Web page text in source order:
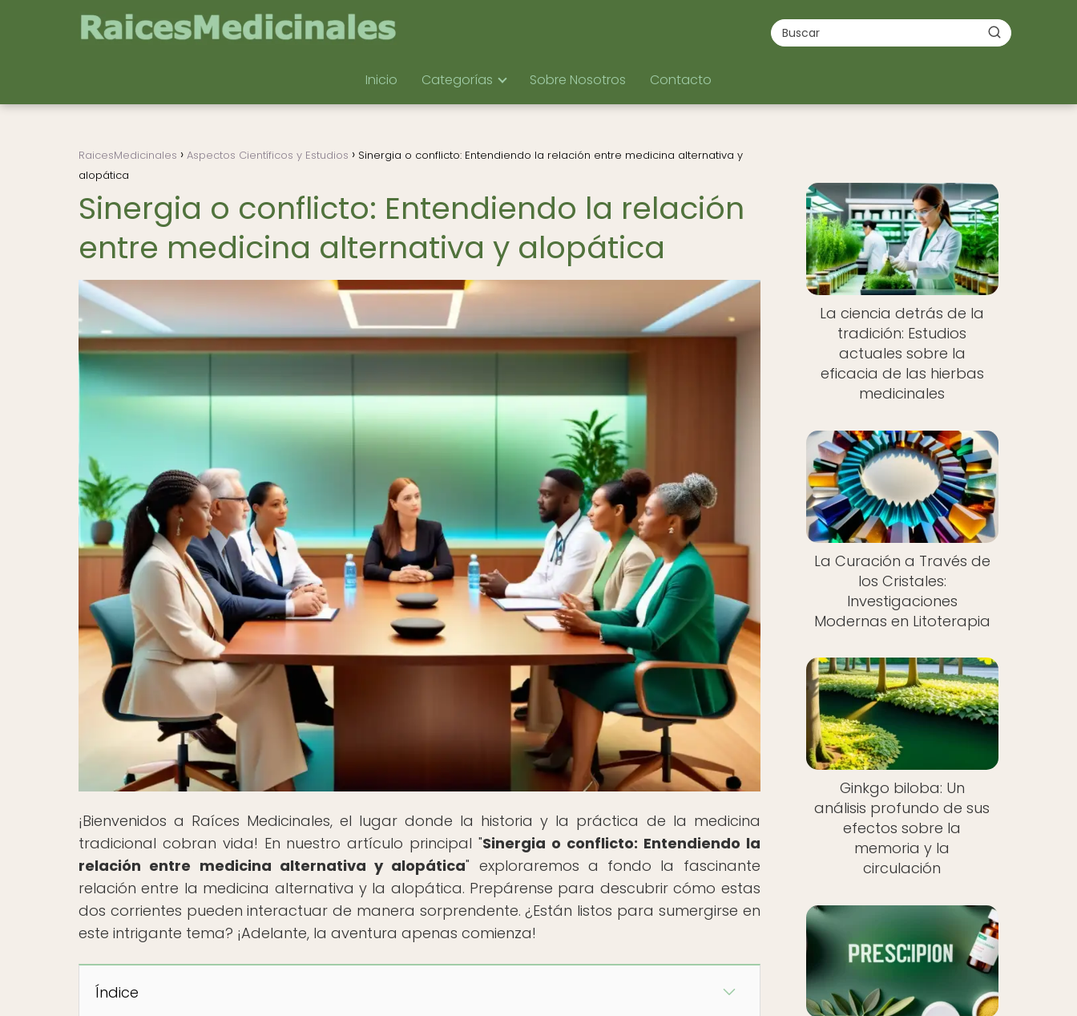
Inicio Categorías Sobre Nosotros Contacto
RaicesMedicinales Aspectos Científicos y Estudios
Sinergia o conflicto: Entendiendo la relación entre medicina alternativa y
alopática
Sinergia o conflicto: Entendiendo la relación
entre medicina alternativa y alopática
¡Bienvenidos a Raíces Medicinales, el lugar donde la historia y la práctica de la medicina
tradicional cobran vida! En nuestro artículo principal "Sinergia o conflicto: Entendiendo la
relación entre medicina alternativa y alopática" exploraremos a fondo la fascinante
relación entre la medicina alternativa y la alopática. Prepárense para descubrir cómo estas
dos corrientes pueden interactuar de manera sorprendente. ¿Están listos para sumergirse en
este intrigante tema? ¡Adelante, la aventura apenas comienza!
Índice
La ciencia detrás de la
tradición: Estudios
actuales sobre la
eficacia de las hierbas
medicinales
La Curación a Través de
los Cristales:
Investigaciones
Modernas en Litoterapia
Ginkgo biloba: Un
análisis profundo de sus
efectos sobre la
memoria y la
circulación